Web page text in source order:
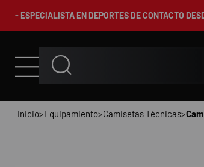
- ESPECIALISTA EN DEPORTES DE CONTACTO
Inicio>Equipamiento>Camisetas Técnicas>